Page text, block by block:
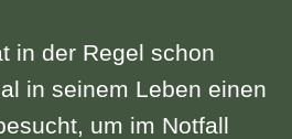
in der Regel schon
in seinem Leben einen
um im Notfall